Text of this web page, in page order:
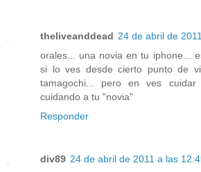
theliveanddead 24 de abril de
orales... una novia en tu iphone...
si lo ves desde cierto punto de
tamagochi... pero en ves cuidar
cuidando a tu "novia"
Responder
div89 24 de abril de 2011 a las